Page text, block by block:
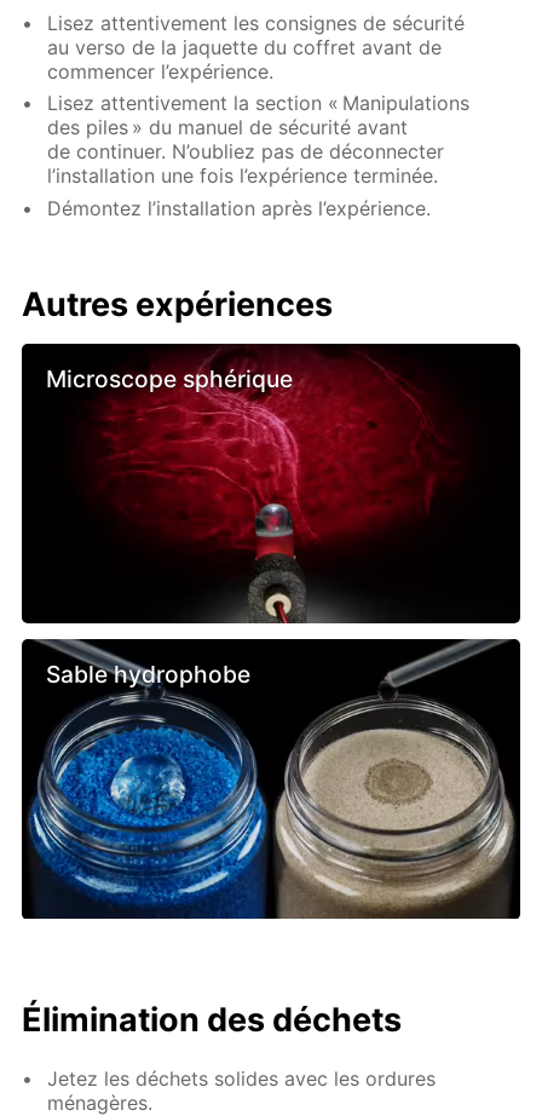
Lisez attentivement les consignes de sécurité
au verso de la jaquette du coffret avant de
commencer l’expérience.
Lisez attentivement la section « Manipulations
des piles » du manuel de sécurité avant
de continuer. N’oubliez pas de déconnecter
l’installation une fois l’expérience terminée.
Démontez l’installation après l’expérience.
Autres expériences
Microscope sphérique
Sable hydrophobe
Élimination des déchets
Jetez les déchets solides avec les ordures
ménagères.